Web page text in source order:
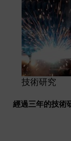
技術研究
經過三年的技術